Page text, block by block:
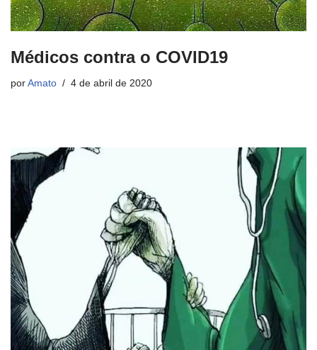
Médicos contra o COVID19
por Amato 4 de abril de 2020